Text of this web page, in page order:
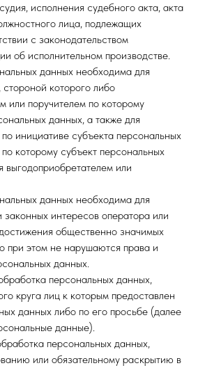
исполнения судебного акта, акта
лица, подлежащих
с законодательством
об исполнительном производстве.
данных необходима для
которого либо
или поручителем по которому
данных, а также для
инициативе субъекта персональных
которому субъект персональных
выгодоприобретателем или
данных необходима для
интересов оператора или
общественно значимых
при этом не нарушаются права и
данных.
персональных данных,
круга лиц к которым предоставлен
данных либо по его просьбе (далее
данные).
персональных данных,
или обязательному раскрытию в